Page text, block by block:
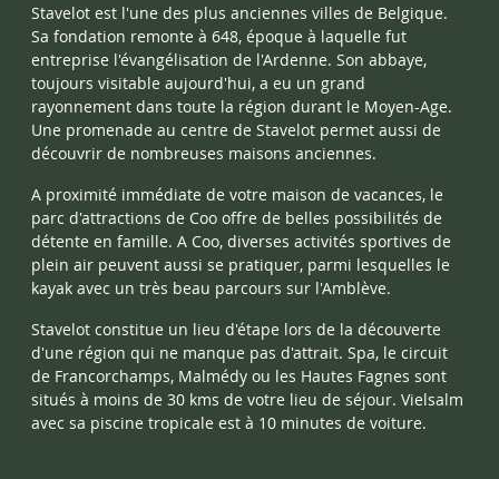
Stavelot est l'une des plus anciennes villes de Belgique.
Sa fondation remonte à 648, époque à laquelle fut
entreprise l'évangélisation de l'Ardenne. Son abbaye,
toujours visitable aujourd'hui, a eu un grand
rayonnement dans toute la région durant le Moyen-Age.
Une promenade au centre de Stavelot permet aussi de
découvrir de nombreuses maisons anciennes.
A proximité immédiate de votre maison de vacances, le
parc d'attractions de Coo offre de belles possibilités de
détente en famille. A Coo, diverses activités sportives de
plein air peuvent aussi se pratiquer, parmi lesquelles le
kayak avec un très beau parcours sur l'Amblève.
Stavelot constitue un lieu d'étape lors de la découverte
d'une région qui ne manque pas d'attrait. Spa, le circuit
de Francorchamps, Malmédy ou les Hautes Fagnes sont
situés à moins de 30 kms de votre lieu de séjour. Vielsalm
avec sa piscine tropicale est à 10 minutes de voiture.